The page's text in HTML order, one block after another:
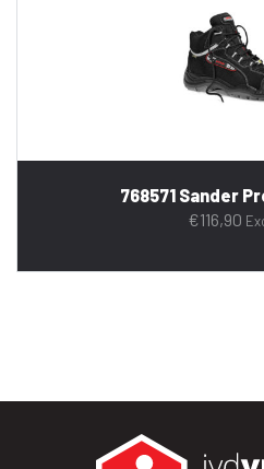
768571 Sander
€116,90